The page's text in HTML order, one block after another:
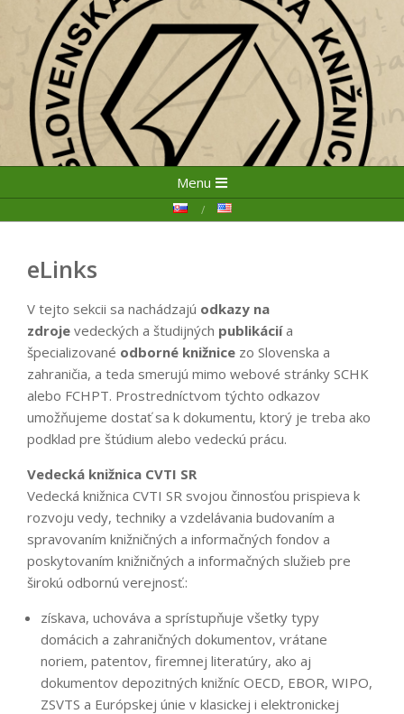
to
content
Navigation
Menu
Menu
eLinks
V tejto sekcii sa nachádzajú odkazy na
zdroje vedeckých a študijných publikáciía
špecializované odborné knižnice zo Slovenska a
zahraničia, a teda smerujú mimo webové stránky SCHK
alebo FCHPT. Prostredníctvom týchto odkazov
umožňujeme dostať sa k dokumentu, ktorý je treba ako
podklad pre štúdium alebo vedeckú prácu.
Vedecká knižnica CVTI SR
Vedecká knižnica CVTI SR svojou činnosťou prispieva k
rozvoju vedy, techniky a vzdelávania budovaním a
spravovaním knižničných a informačných fondov a
poskytovaním knižničných a informačných služieb pre
širokú odbornú verejnosť.:
získava, uchováva a sprístupňuje všetky typy
domácich a zahraničných dokumentov, vrátane
noriem, patentov, firemnej literatúry, ako aj
dokumentov depozitných knižníc OECD, EBOR, WIPO,
ZSVTS a Európskej únie v klasickej i elektronickej